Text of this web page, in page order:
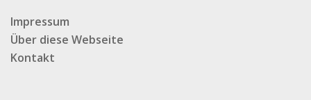
Impressum
Über diese Webseite
Kontakt